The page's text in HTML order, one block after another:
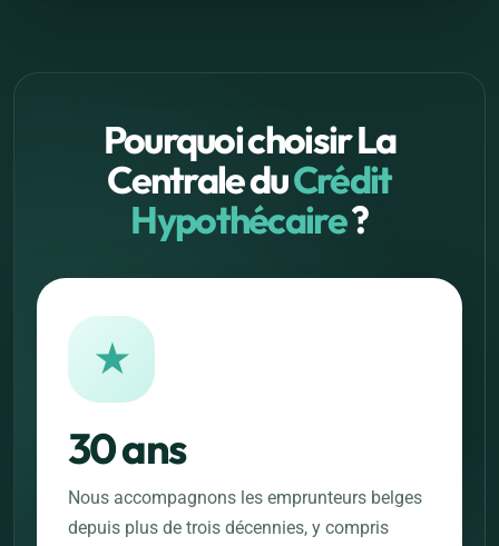
Pourquoi choisir La
Centrale duCrédit
Hypothécaire?
★
30 ans
Nous accompagnons les emprunteurs belges
depuis plus de trois décennies, y compris